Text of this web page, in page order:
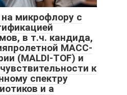
микрофлору с
в т.ч. кандида,
МАСС-
(MALDI-TOF) и
к
спектру
и а